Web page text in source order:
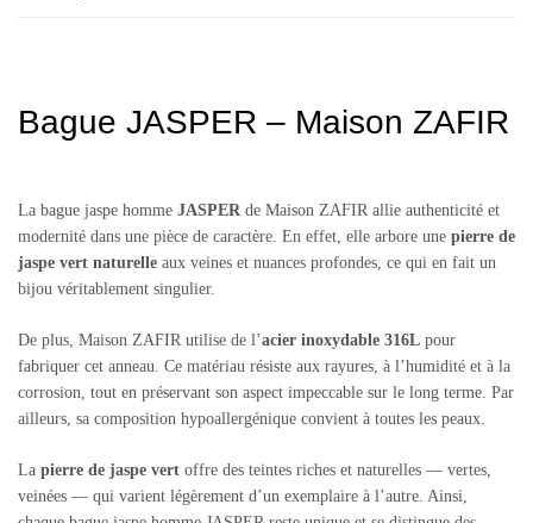
Bague JASPER – Maison ZAFIR
La bague jaspe homme JASPER de Maison ZAFIR allie authenticité et
modernité dans une pièce de caractère. En effet, elle arbore une pierre de
jaspe vert naturelle aux veines et nuances profondes, ce qui en fait un
bijou véritablement singulier.
De plus, Maison ZAFIR utilise de l’acier inoxydable 316L pour
fabriquer cet anneau. Ce matériau résiste aux rayures, à l’humidité et à la
corrosion, tout en préservant son aspect impeccable sur le long terme. Par
ailleurs, sa composition hypoallergénique convient à toutes les peaux.
La pierre de jaspe vert offre des teintes riches et naturelles — vertes,
veinées — qui varient légèrement d’un exemplaire à l’autre. Ainsi,